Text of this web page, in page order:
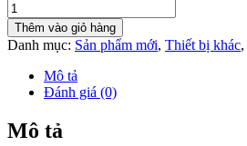
Thêm vào giỏ hàng
Danh mục: Sản phẩm mới, Thiết bị khác,
Mô tả
Đánh giá (0)
Mô tả